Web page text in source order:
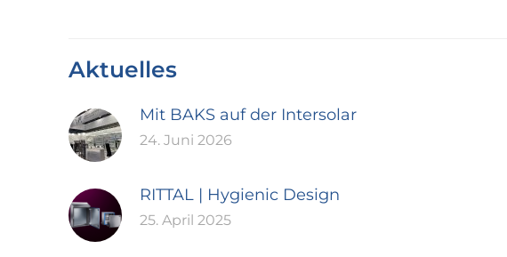
Aktuelles
Mit BAKS auf der Intersolar
24. Juni 2026
RITTAL | Hygienic Design
25. April 2025